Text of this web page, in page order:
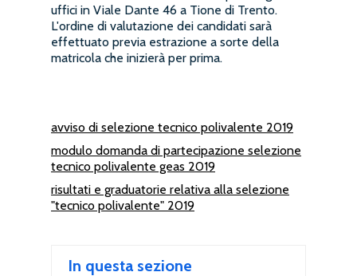
uffici in Viale Dante 46 a Tione di Trento.
L'ordine di valutazione dei candidati sarà
effettuato previa estrazione a sorte della
matricola che inizierà per prima.
avviso di selezione tecnico polivalente 2019
modulo domanda di partecipazione selezione
tecnico polivalente geas 2019
risultati e graduatorie relativa alla selezione
"tecnico polivalente" 2019
In questa sezione